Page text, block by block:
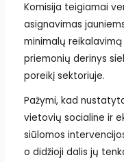
Komisija teigiamai
asignavimas
minimalų
priemonių derinys
poreikį sektoriuje.
Pažymi, kad
vietovių socialine ir
siūlomos
o didžioji dalis jų